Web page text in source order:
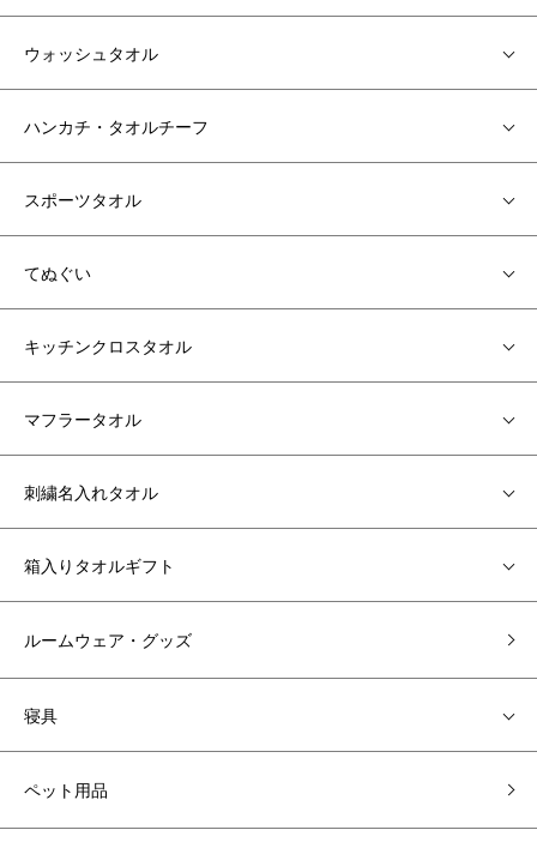
ウォッシュタオル
ハンカチ・タオルチーフ
スポーツタオル
てぬぐい
キッチンクロスタオル
マフラータオル
刺繍名入れタオル
箱入りタオルギフト
ルームウェア・グッズ
寝具
ペット用品